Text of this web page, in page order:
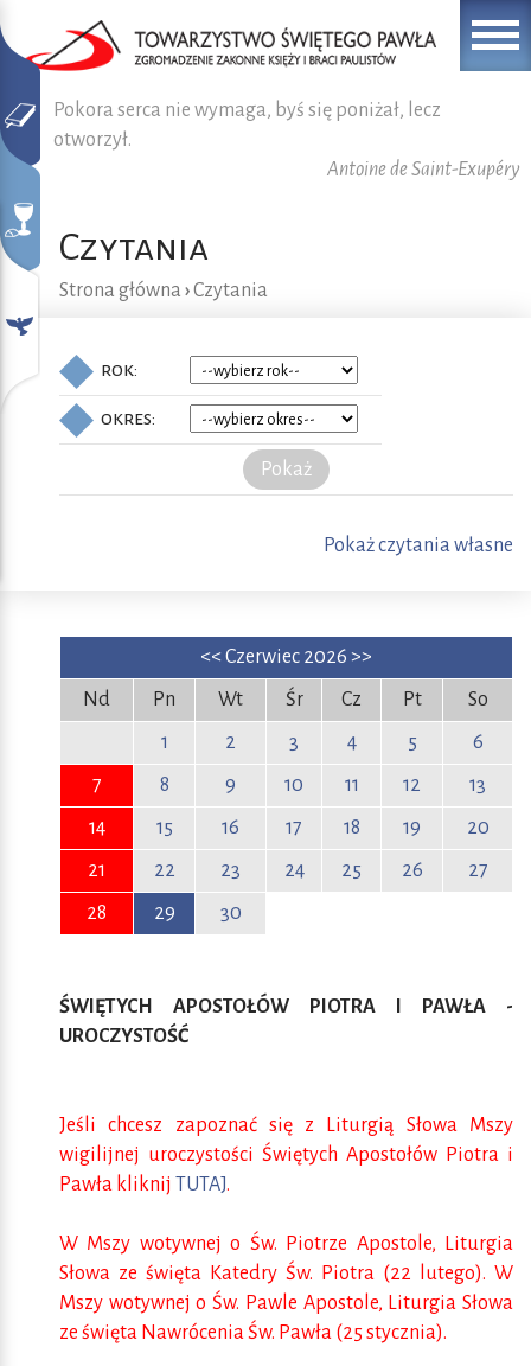
Pokora serca nie wymaga, byś się poniżał, lecz
otworzył.
Antoine de Saint-Exupéry
Czytania
Strona główna ›Czytania
rok:
okres:
Pokaż
Pokaż czytania własne
<<Czerwiec 2026 >>
Nd
Pn Wt Śr Cz Pt
So
1
2 3 4 5
6
7
8 9 10 11 12
13
14
15 16 17 18 19
20
21
22 23 24 25 26
27
28
29 30
ŚWIĘTYCH APOSTOŁÓW PIOTRA I PAWŁA -
UROCZYSTOŚĆ
Jeśli chcesz zapoznać się z Liturgią Słowa Mszy
wigilijnej uroczystości Świętych Apostołów Piotra i
Pawła kliknij TUTAJ.
W Mszy wotywnej o Św. Piotrze Apostole, Liturgia
Słowa ze święta Katedry Św. Piotra (22 lutego). W
Mszy wotywnej o Św. Pawle Apostole, Liturgia Słowa
ze święta Nawrócenia Św. Pawła (25 stycznia).